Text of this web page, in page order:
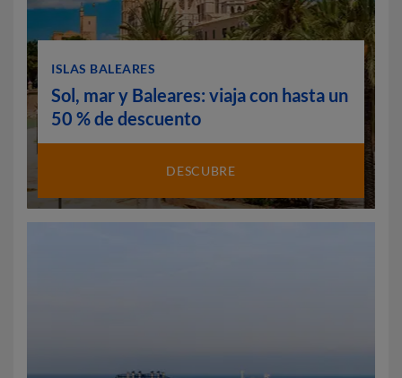
ISLAS BALEARES
Sol, mar y Baleares: viaja con hasta un
50 % de descuento
DESCUBRE